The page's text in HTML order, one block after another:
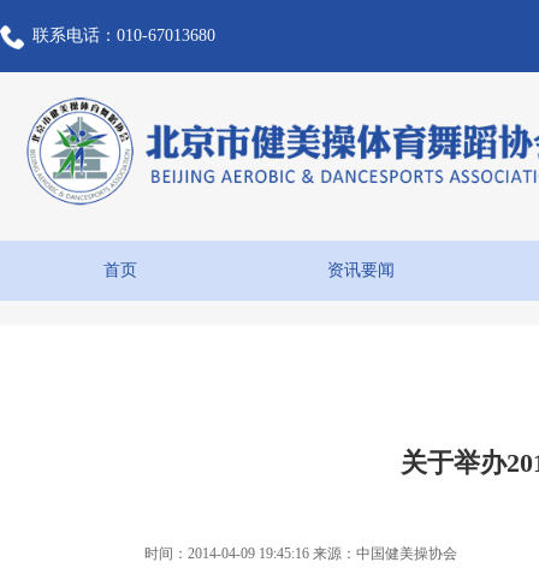
联系电话：010-67013680
首页 资讯要闻
关于举办
时间：2014-04-09 19:45:16 来源：中国健美操协会